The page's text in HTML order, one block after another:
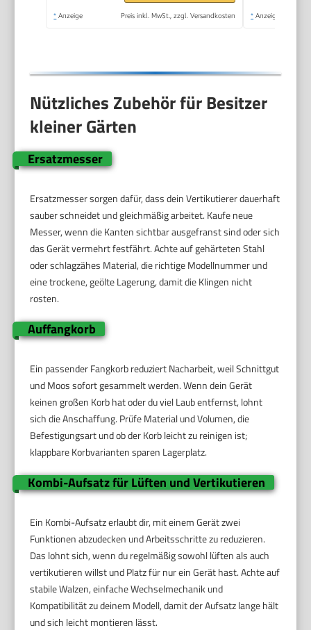
Rasenfilz, Moos und
* Anzeige Preis inkl. MwSt., zzgl. Versandkosten * Anzeige
Nützliches Zubehör für Besitzer
kleiner Gärten
Ersatzmesser
Ersatzmesser sorgen dafür, dass dein Vertikutierer dauerhaft
sauber schneidet und gleichmäßig arbeitet. Kaufe neue
Messer, wenn die Kanten sichtbar ausgefranst sind oder sich
das Gerät vermehrt festfährt. Achte auf gehärteten Stahl
oder schlagzähes Material, die richtige Modellnummer und
eine trockene, geölte Lagerung, damit die Klingen nicht
rosten.
Auffangkorb
Ein passender Fangkorb reduziert Nacharbeit, weil Schnittgut
und Moos sofort gesammelt werden. Wenn dein Gerät
keinen großen Korb hat oder du viel Laub entfernst, lohnt
sich die Anschaffung. Prüfe Material und Volumen, die
Befestigungsart und ob der Korb leicht zu reinigen ist;
klappbare Korbvarianten sparen Lagerplatz.
Kombi-Aufsatz für Lüften und Vertikutieren
Ein Kombi-Aufsatz erlaubt dir, mit einem Gerät zwei
Funktionen abzudecken und Arbeitsschritte zu reduzieren.
Das lohnt sich, wenn du regelmäßig sowohl lüften als auch
vertikutieren willst und Platz für nur ein Gerät hast. Achte auf
stabile Walzen, einfache Wechselmechanik und
Kompatibilität zu deinem Modell, damit der Aufsatz lange hält
und sich leicht montieren lässt.